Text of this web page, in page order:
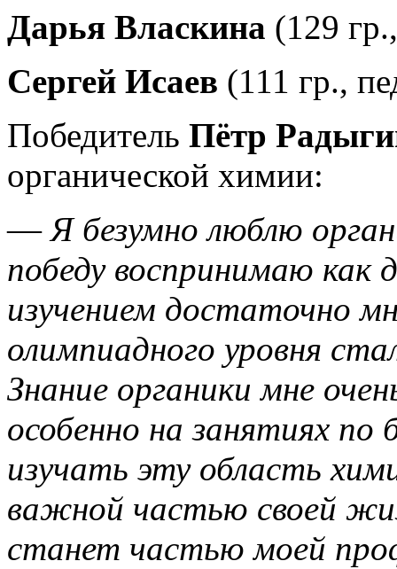
Дарья Власкина (129
Сергей Исаев (111 гр.,
Победитель Пётр
органической химии:
—Я безумно люблю
победу воспринимаю как
изучением достаточно
олимпиадного уровня
Знание органики мне
особенно на занятиях
изучать эту область
важной частью своей
станет частью моей